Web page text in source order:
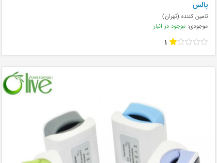
پالس
تامین کننده (تهران)
موجودی: موجود در انبار
1